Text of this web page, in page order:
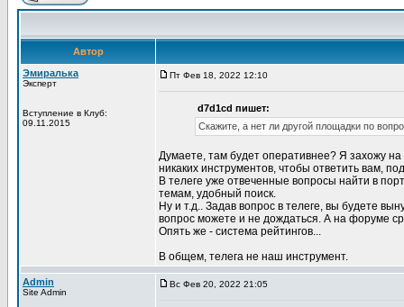
Автор
Эмиралька
Эксперт
Вступление в Клуб:
09.11.2015
Пт Фев 18, 2022 12:10
d7d1cd пишет:
Скажите, а нет ли другой площадки по
Думаете, там будет оперативнее? Я захожу
никаких инструментов, чтобы ответить вам,
В телеге уже отвеченные вопросы найти в
темам, удобный поиск.
Ну и т.д.. Задав вопрос в телеге, вы будете
вопрос можете и не дождаться. А на форуме
Опять же - система рейтингов...
В общем, телега не наш инструмент.
Admin
Site Admin
Вс Фев 20, 2022 21:05